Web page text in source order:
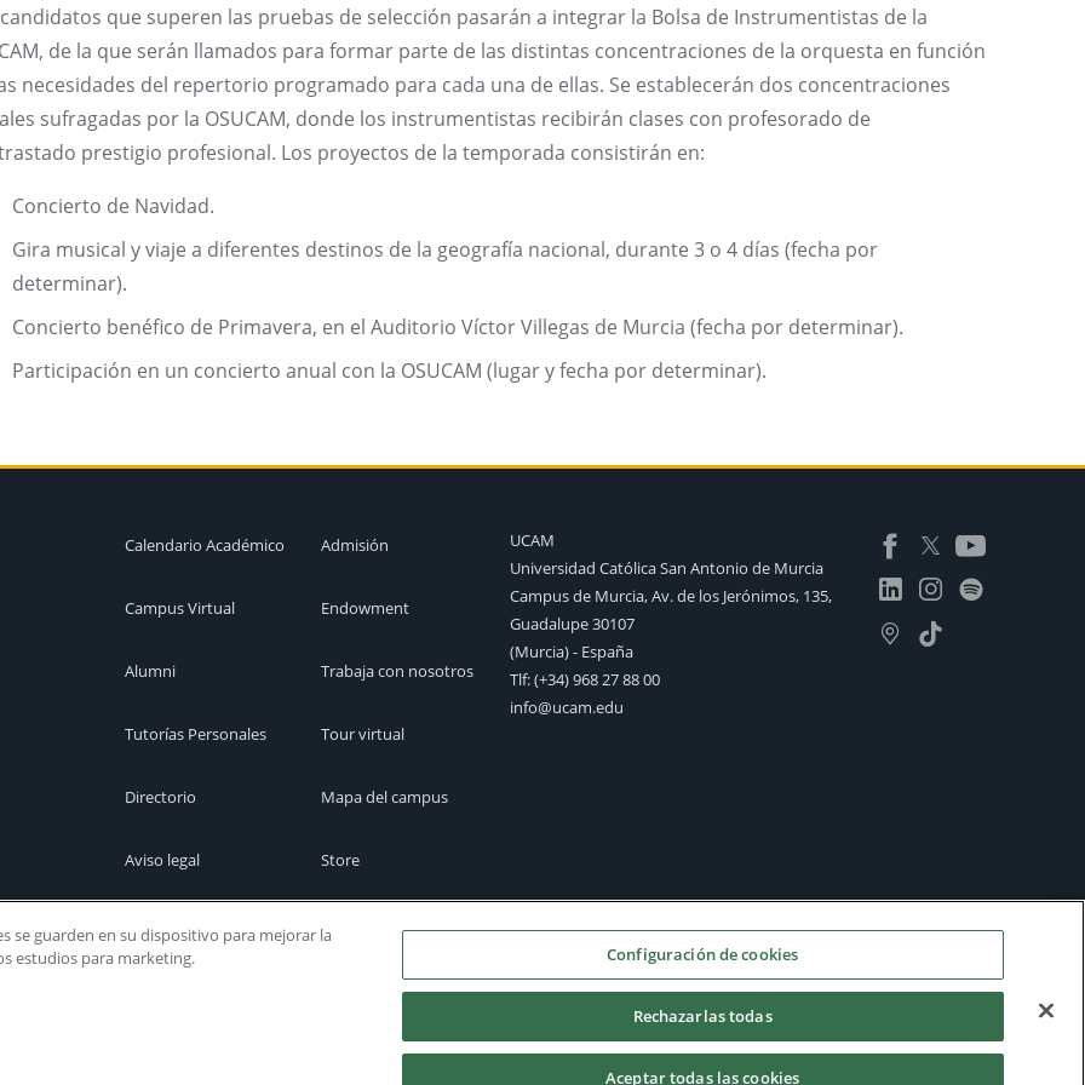
que superen las pruebas de selección pasarán a integrar la Bolsa de Instrumentistas de la
de la que serán llamados para formar parte de las distintas concentraciones de la orquesta en función
necesidades del repertorio programado para cada una de ellas. Se establecerán dos concentraciones
sufragadas por la OSUCAM, donde los instrumentistas recibirán clases con profesorado de
prestigio profesional. Los proyectos de la temporada consistirán en:
Concierto de Navidad.
Gira musical y viaje a diferentes destinos de la geografía nacional, durante 3 o 4 días (fecha por
determinar).
Concierto benéfico de Primavera, en el Auditorio Víctor Villegas de Murcia (fecha por determinar).
Participación en un concierto anual con la OSUCAM (lugar y fecha por determinar).
Calendario Académico
Campus Virtual
Alumni
Tutorías Personales
Directorio
Aviso legal
Admisión
Endowment
Trabaja con nosotros
Tour virtual
Mapa del campus
Store
UCAM
Universidad Católica San Antonio de Murcia
Campus de Murcia, Av. de los Jerónimos, 135,
Guadalupe 30107
(Murcia) - España
Tlf:(+34) 968 27 88 00
info@ucam.edu
se guarden en su dispositivo para mejorar la
estudios para marketing.
Configuración de cookies
Rechazarlas todas
Aceptar todas las cookies